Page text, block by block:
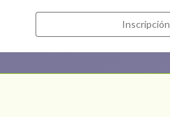
Inscripción